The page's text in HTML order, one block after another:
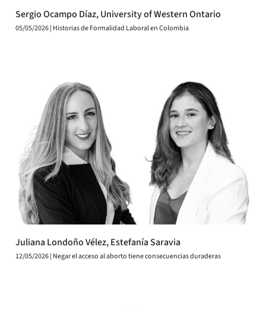
Sergio Ocampo Díaz, University of Western Ontario
05/05/2026 | Historias de Formalidad Laboral en Colombia
Juliana Londoño Vélez, Estefanía Saravia
12/05/2026 | Negar el acceso al aborto tiene consecuencias duraderas